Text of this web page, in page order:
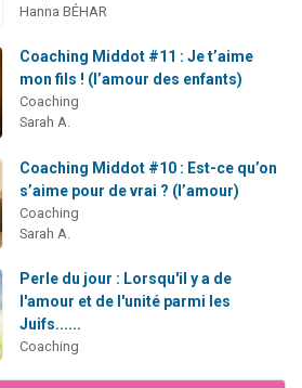
Hanna BÉHAR
Coaching Middot #11 : Je t’aime
mon fils ! (l’amour des enfants)
Coaching
Sarah A.
Coaching Middot #10 : Est-ce qu’on
s’aime pour de vrai ? (l’amour)
Coaching
Sarah A.
Perle du jour : Lorsqu'il y a de
l'amour et de l'unité parmi les
Juifs......
Coaching